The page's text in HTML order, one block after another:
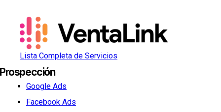
Lista Completa de Servicios
Prospección
Google Ads
Facebook Ads